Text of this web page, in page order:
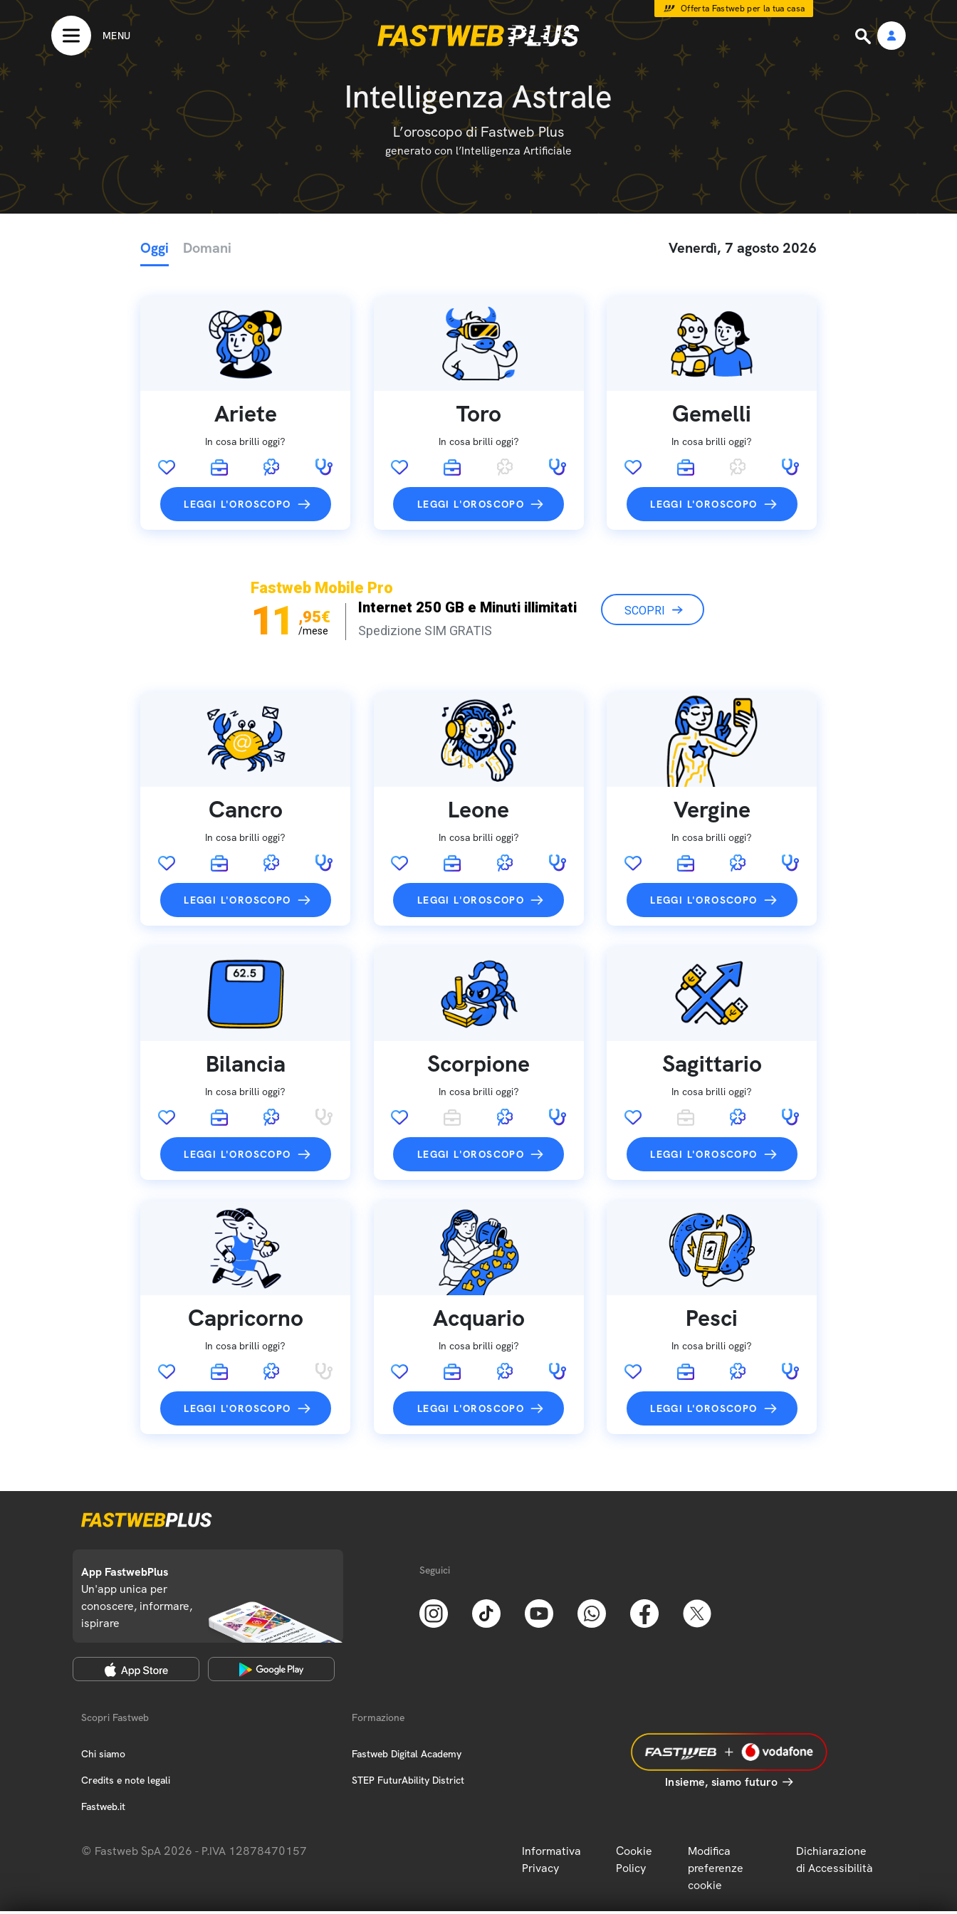
Offerta Fastweb per la tua casa
MENU
Intelligenza Astrale
L’oroscopo di Fastweb Plus
generato con l’Intelligenza Artificiale
Oggi Domani Venerdì, 7 agosto 2026
Ariete
In cosa brilli oggi?
LEGGI L'OROSCOPO
Toro
In cosa brilli oggi?
LEGGI L'OROSCOPO
Gemelli
In cosa brilli oggi?
LEGGI L'OROSCOPO
Fastweb Mobile Pro
11 ,95€
/mese
Internet 250 GB e Minuti illimitati
Spedizione SIM GRATIS
SCOPRI
Cancro
In cosa brilli oggi?
LEGGI L'OROSCOPO
Leone
In cosa brilli oggi?
LEGGI L'OROSCOPO
Vergine
In cosa brilli oggi?
LEGGI L'OROSCOPO
Bilancia
In cosa brilli oggi?
LEGGI L'OROSCOPO
Scorpione
In cosa brilli oggi?
LEGGI L'OROSCOPO
Sagittario
In cosa brilli oggi?
LEGGI L'OROSCOPO
Capricorno
In cosa brilli oggi?
LEGGI L'OROSCOPO
Acquario
In cosa brilli oggi?
LEGGI L'OROSCOPO
Pesci
In cosa brilli oggi?
LEGGI L'OROSCOPO
App FastwebPlus
Un'app unica per
conoscere, informare,
ispirare
Seguici
Scopri Fastweb
Chi siamo
Credits e note legali
Fastweb.it
Formazione
Fastweb Digital Academy
STEP FuturAbility District Insieme, siamo futuro
© Fastweb SpA 2026 - P.IVA 12878470157
Informativa
Privacy
Cookie
Policy
Modifica
preferenze
cookie
Dichiarazione
di Accessibilità